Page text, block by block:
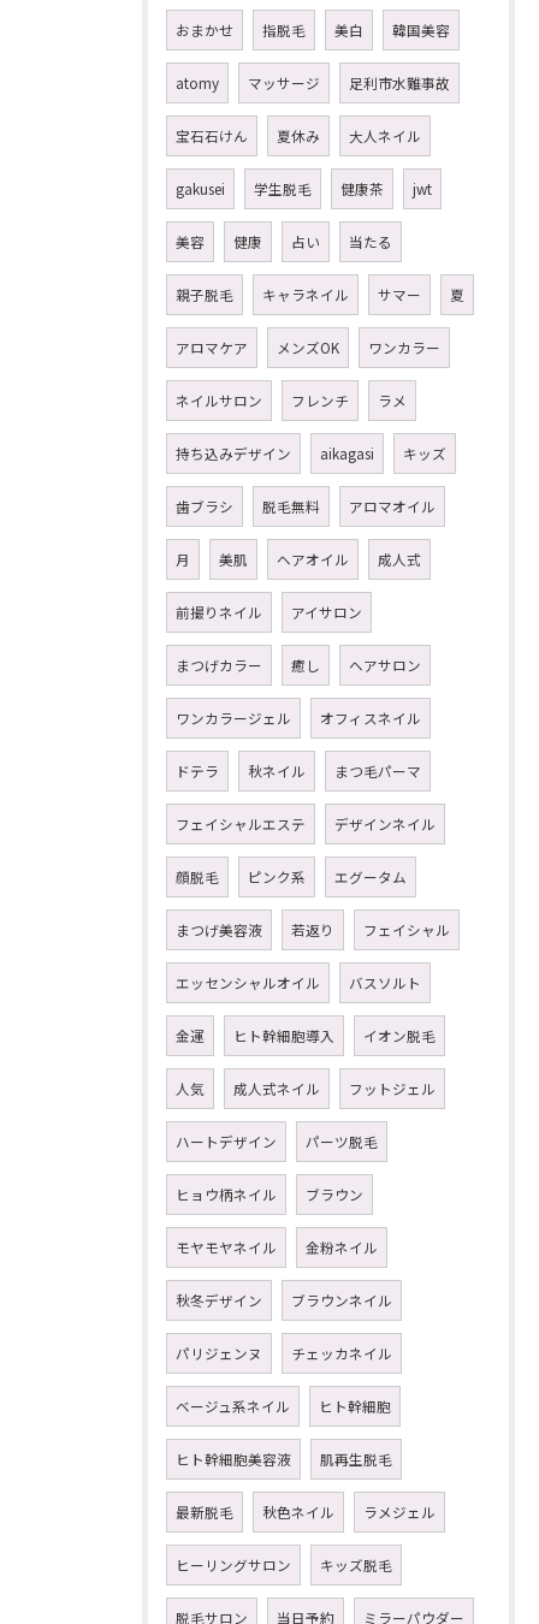
おまかせ 指脱毛 美白 韓国美容
atomy マッサージ 足利市水難事故
宝石石けん 夏休み 大人ネイル
gakusei 学生脱毛 健康茶 jwt
美容 健康 占い 当たる
親子脱毛 キャラネイル サマー 夏
アロマケア メンズOK ワンカラー
ネイルサロン フレンチ ラメ
持ち込みデザイン aikagasi キッズ
歯ブラシ 脱毛無料 アロマオイル
月 美肌 ヘアオイル 成人式
前撮りネイル アイサロン
まつげカラー 癒し ヘアサロン
ワンカラージェル オフィスネイル
ドテラ 秋ネイル まつ毛パーマ
フェイシャルエステ デザインネイル
顔脱毛 ピンク系 エグータム
まつげ美容液 若返り フェイシャル
エッセンシャルオイル バスソルト
金運 ヒト幹細胞導入 イオン脱毛
人気 成人式ネイル フットジェル
ハートデザイン パーツ脱毛
ヒョウ柄ネイル ブラウン
モヤモヤネイル 金粉ネイル
秋冬デザイン ブラウンネイル
パリジェンヌ チェッカネイル
ベージュ系ネイル ヒト幹細胞
ヒト幹細胞美容液 肌再生脱毛
最新脱毛 秋色ネイル ラメジェル
ヒーリングサロン キッズ脱毛
脱毛サロン 当日予約 ミラーパウダー